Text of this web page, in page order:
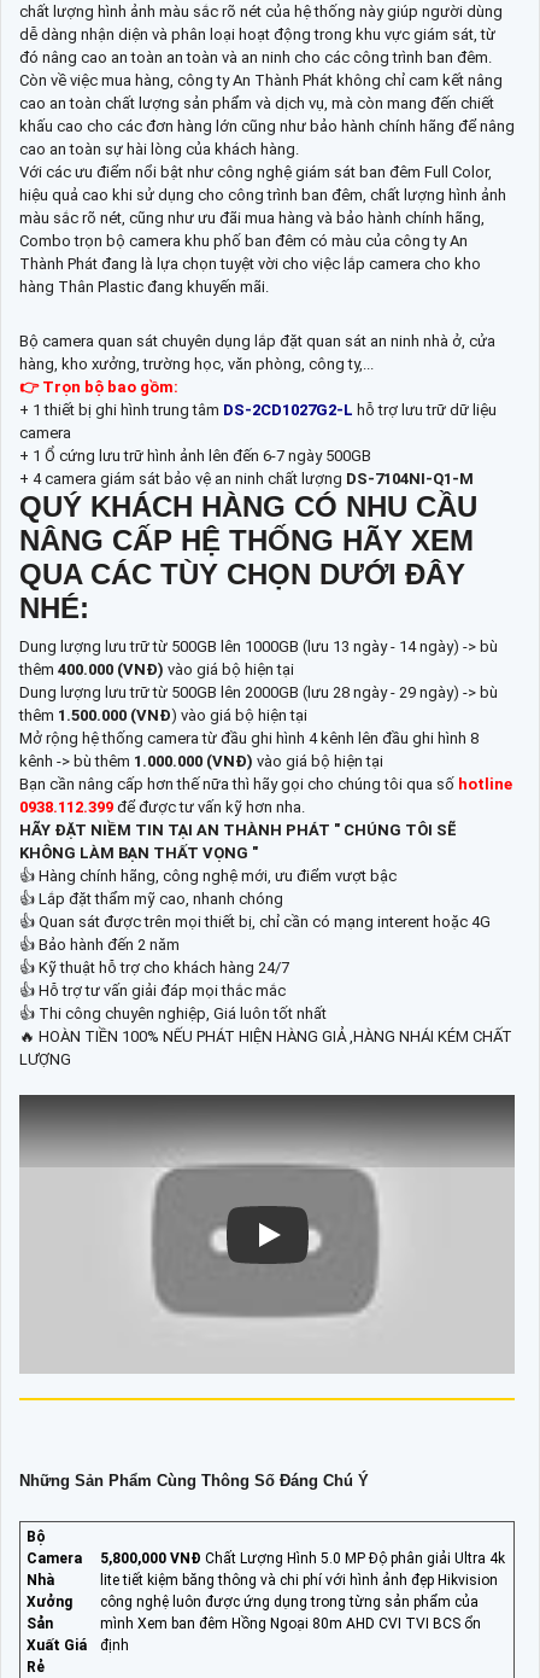
chất lượng hình ảnh màu sắc rõ nét của hệ thống này giúp người dùng
dễ dàng nhận diện và phân loại hoạt động trong khu vực giám sát, từ
đó nâng cao an toàn an toàn và an ninh cho các công trình ban đêm.
Còn về việc mua hàng, công ty An Thành Phát không chỉ cam kết nâng
cao an toàn chất lượng sản phẩm và dịch vụ, mà còn mang đến chiết
khấu cao cho các đơn hàng lớn cũng như bảo hành chính hãng để nâng
cao an toàn sự hài lòng của khách hàng.
Với các ưu điểm nổi bật như công nghệ giám sát ban đêm Full Color,
hiệu quả cao khi sử dụng cho công trình ban đêm, chất lượng hình ảnh
màu sắc rõ nét, cũng như ưu đãi mua hàng và bảo hành chính hãng,
Combo trọn bộ camera khu phố ban đêm có màu của công ty An
Thành Phát đang là lựa chọn tuyệt vời cho việc lắp camera cho kho
hàng Thân Plastic đang khuyến mãi.
Bộ camera quan sát chuyên dụng lắp đặt quan sát an ninh nhà ở, cửa
hàng, kho xưởng, trường học, văn phòng, công ty,...
👉 Trọn bộ bao gồm:
+ 1 thiết bị ghi hình trung tâm DS-2CD1027G2-L hỗ trợ lưu trữ dữ liệu
camera
+ 1 Ổ cứng lưu trữ hình ảnh lên đến 6-7 ngày 500GB
+ 4 camera giám sát bảo vệ an ninh chất lượng DS-7104NI-Q1-M
QUÝ KHÁCH HÀNG CÓ NHU CẦU
NÂNG CẤP HỆ THỐNG HÃY XEM
QUA CÁC TÙY CHỌN DƯỚI ĐÂY
NHÉ:
Dung lượng lưu trữ từ 500GB lên 1000GB (lưu 13 ngày - 14 ngày) -> bù
thêm 400.000 (VNĐ) vào giá bộ hiện tại
Dung lượng lưu trữ từ 500GB lên 2000GB (lưu 28 ngày - 29 ngày) -> bù
thêm 1.500.000 (VNĐ) vào giá bộ hiện tại
Mở rộng hệ thống camera từ đầu ghi hình 4 kênh lên đầu ghi hình 8
kênh -> bù thêm 1.000.000 (VNĐ) vào giá bộ hiện tại
Bạn cần nâng cấp hơn thế nữa thì hãy gọi cho chúng tôi qua số hotline
0938.112.399 để được tư vấn kỹ hơn nha.
HÃY ĐẶT NIỀM TIN TẠI AN THÀNH PHÁT " CHÚNG TÔI SẼ
KHÔNG LÀM BẠN THẤT VỌNG "
👍 Hàng chính hãng, công nghệ mới, ưu điểm vượt bậc
👍 Lắp đặt thẩm mỹ cao, nhanh chóng
👍 Quan sát được trên mọi thiết bị, chỉ cần có mạng interent hoặc 4G
👍 Bảo hành đến 2 năm
👍 Kỹ thuật hỗ trợ cho khách hàng 24/7
👍 Hỗ trợ tư vấn giải đáp mọi thắc mắc
👍 Thi công chuyên nghiệp, Giá luôn tốt nhất
🔥 HOÀN TIỀN 100% NẾU PHÁT HIỆN HÀNG GIẢ ,HÀNG NHÁI KÉM CHẤT
LƯỢNG
Những Sản Phẩm Cùng Thông Số Đáng Chú Ý
Bộ
Camera
Nhà
Xưởng
Sản
Xuất Giá
Rẻ
5,800,000 VNĐ Chất Lượng Hình 5.0 MP Độ phân giải Ultra 4k
lite tiết kiệm băng thông và chi phí với hình ảnh đẹp Hikvision
công nghệ luôn được ứng dụng trong từng sản phẩm của
mình Xem ban đêm Hồng Ngoại 80m AHD CVI TVI BCS ổn
định